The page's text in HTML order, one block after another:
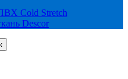
Cold Stretch
Descor